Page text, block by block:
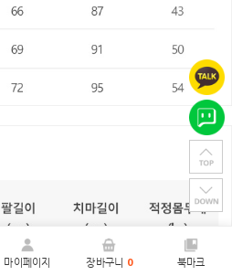
마이페이지 장바구니 0 북마크